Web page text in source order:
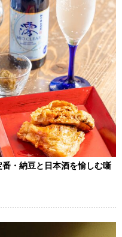
・納豆と日本酒を愉しむ噺